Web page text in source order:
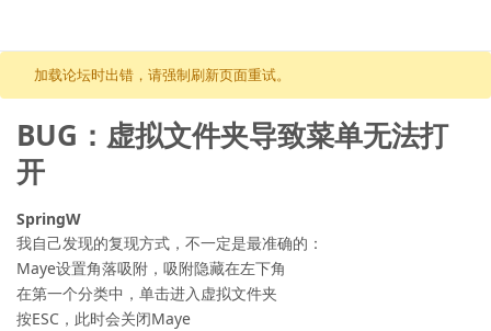
跳至内容
加载论坛时出错，请强制刷新页面重试。
BUG：虚拟文件夹导致菜单无法打
开
SpringW
我自己发现的复现方式，不一定是最准确的：
Maye设置角落吸附，吸附隐藏在左下角
在第一个分类中，单击进入虚拟文件夹
按ESC，此时会关闭Maye